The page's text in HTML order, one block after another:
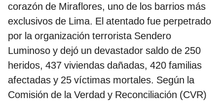
corazón de Miraflores, uno de los barrios más
exclusivos de Lima. El atentado fue perpetrado
por la organización terrorista Sendero
Luminoso y dejó un devastador saldo de 250
heridos, 437 viviendas dañadas, 420 familias
afectadas y 25 víctimas mortales. Según la
Comisión de la Verdad y Reconciliación (CVR)